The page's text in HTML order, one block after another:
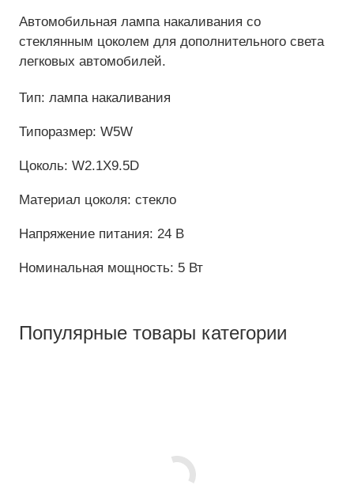
Автомобильная лампа накаливания со
стеклянным цоколем для дополнительного света
легковых автомобилей.
Тип: лампа накаливания
Типоразмер: W5W
Цоколь: W2.1X9.5D
Материал цоколя: стекло
Напряжение питания: 24 В
Номинальная мощность: 5 Вт
Популярные товары категории